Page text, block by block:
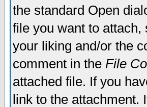
the standard Open
file you want to
your liking and/or the
comment in the File
attached file. If you
link to the